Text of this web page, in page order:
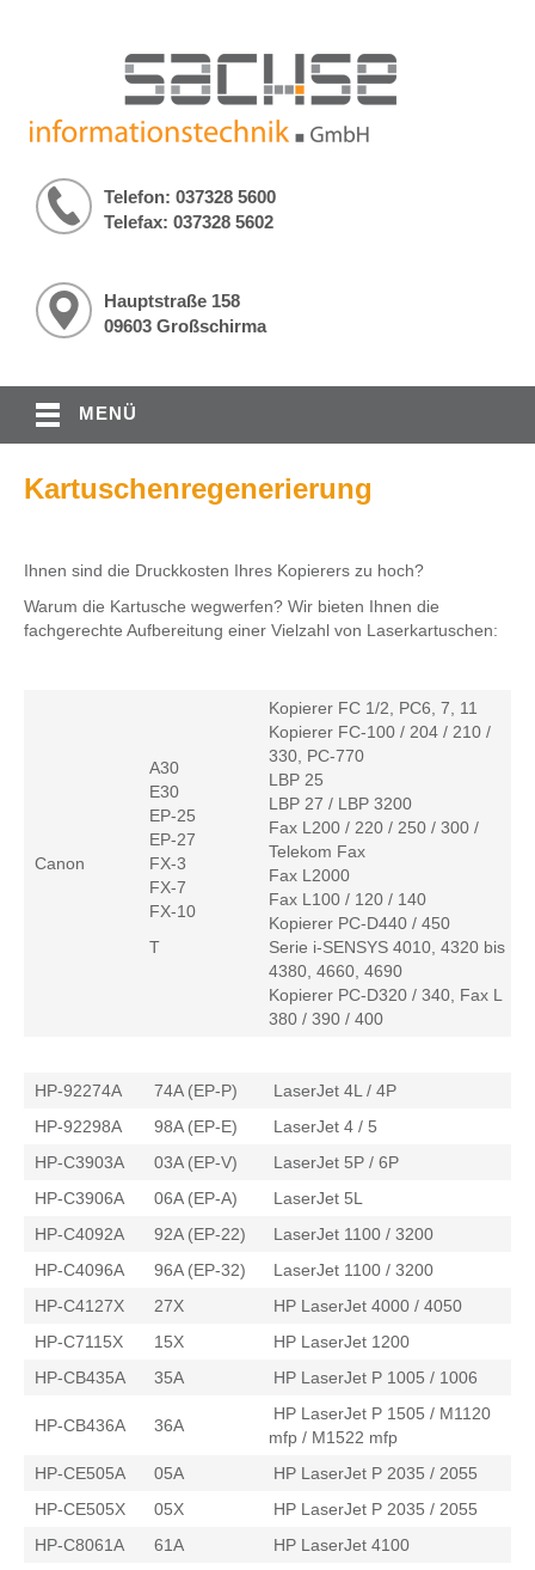
Telefon: 037328 5600
Telefax: 037328 5602
Hauptstraße 158
09603 Großschirma
MENÜ
Kartuschenregenerierung
Ihnen sind die Druckkosten Ihres Kopierers zu hoch?
Warum die Kartusche wegwerfen? Wir bieten Ihnen die
fachgerechte Aufbereitung einer Vielzahl von Laserkartuschen:
Canon
A30
E30
EP-25
EP-27
FX-3
FX-7
FX-10
T
Kopierer FC 1/2, PC6, 7, 11
Kopierer FC-100 / 204 / 210 /
330, PC-770
LBP 25
LBP 27 / LBP 3200
Fax L200 / 220 / 250 / 300 /
Telekom Fax
Fax L2000
Fax L100 / 120 / 140
Kopierer PC-D440 / 450
Serie i-SENSYS 4010, 4320 bis
4380, 4660, 4690
Kopierer PC-D320 / 340, Fax L
380 / 390 / 400
HP-92274A 74A (EP-P)
LaserJet 4L / 4P
HP-92298A
98A (EP-E)
LaserJet 4 / 5
HP-C3903A
03A (EP-V)
LaserJet 5P / 6P
HP-C3906A
06A (EP-A)
LaserJet 5L
HP-C4092A
92A (EP-22)
LaserJet 1100 / 3200
HP-C4096A
96A (EP-32)
LaserJet 1100 / 3200
HP-C4127X
27X
HP LaserJet 4000 / 4050
HP-C7115X
15X
HP LaserJet 1200
HP-CB435A
35A HP LaserJet P 1005 / 1006
HP-CB436A 36A
HP LaserJet P 1505 / M1120
mfp / M1522 mfp
HP-CE505A
05A
HP LaserJet P 2035 / 2055
HP-CE505X
05X
HP LaserJet P 2035 / 2055
HP-C8061A
61A
HP LaserJet 4100